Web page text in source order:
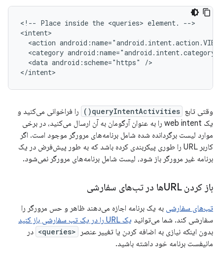
<!-- Place inside the <queries> element.
-->
<action
<category
<data android:scheme="https"
/>
</intent>
وقتی تابع queryIntentActivities()
را فراخوانی می‌کنید و
یک web intent را به عنوان آرگومان به آن ارسال می‌کنید، در برخی
موارد لیست برگردانده شده شامل برنامه‌های مرورگر موجود است. اگر
کاربر URL را طوری پیکربندی کرده باشد که به طور پیش‌فرض در یک
برنامه غیر مرورگر باز شود، لیست شامل برنامه‌های مرورگر نمی‌شود.
باز کردن URLها در تب‌های سفارشی
تب‌های سفارشی به یک برنامه اجازه می‌دهند ظاهر و حس مرورگر را
سفارشی کند. شما می‌توانید یک URL را در یک تب سفارشی باز کنید
بدون اینکه نیازی به اضافه کردن یا تغییر عنصر
<queries>
در
مانیفست برنامه خود داشته باشید.